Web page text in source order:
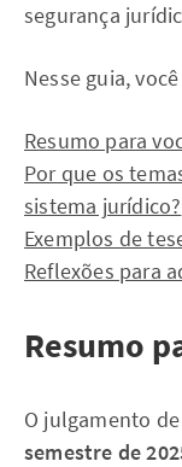
segurança
Nesse guia,
Resumo para
Por que os
sistema jurídico?
Exemplos de
Reflexões para
Resumo
O julgamento
semestre de